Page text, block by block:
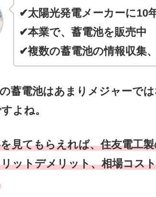
✔太陽光発電メーカーに10
✔本業で、蓄電池を販売中
✔複数の蓄電池の情報収集
蓄電池はあまりメジャーで
よね。
見てもらえれば、住友電工
ットデメリット、相場コス